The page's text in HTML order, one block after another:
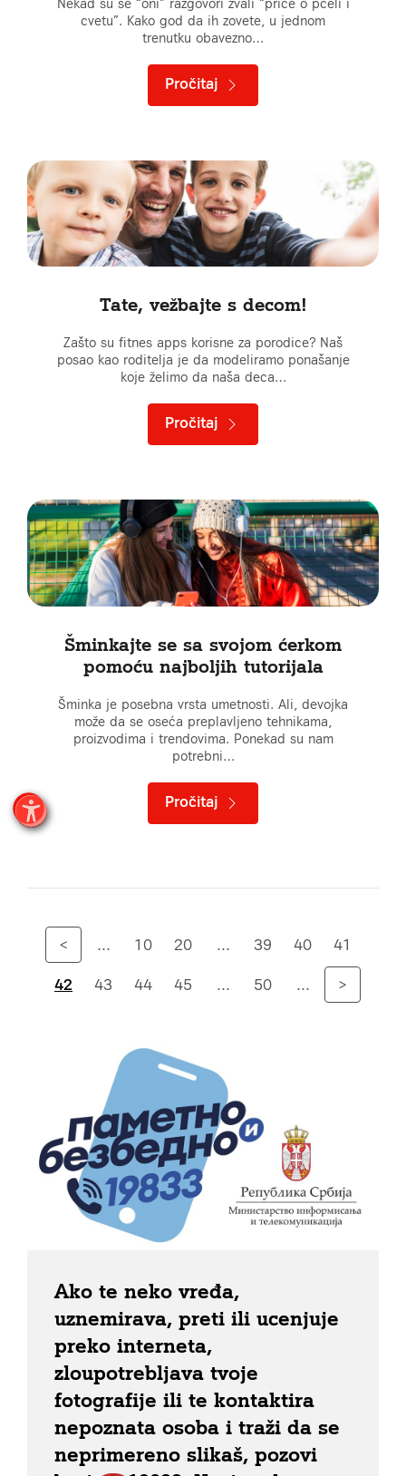
Nekad su se “oni” razgovori zvali “priče o pčeli i
cvetu”. Kako god da ih zovete, u jednom
trenutku obavezno…
Pročitaj
Tate, vežbajte s decom!
Zašto su fitnes apps korisne za porodice? Naš
posao kao roditelja je da modeliramo ponašanje
koje želimo da naša deca…
Pročitaj
Šminkajte se sa svojom ćerkom
pomoću najboljih tutorijala
Šminka je posebna vrsta umetnosti. Ali, devojka
može da se oseća preplavljeno tehnikama,
proizvodima i trendovima. Ponekad su nam
potrebni…
Pročitaj
< ... 10 20 ... 39 40 41
42 43 44 45 ... 50 ... >
Ako te neko vređa,
uznemirava, preti ili ucenjuje
preko interneta,
zloupotrebljava tvoje
fotografije ili te kontaktira
nepoznata osoba i traži da se
neprimereno slikaš, pozovi